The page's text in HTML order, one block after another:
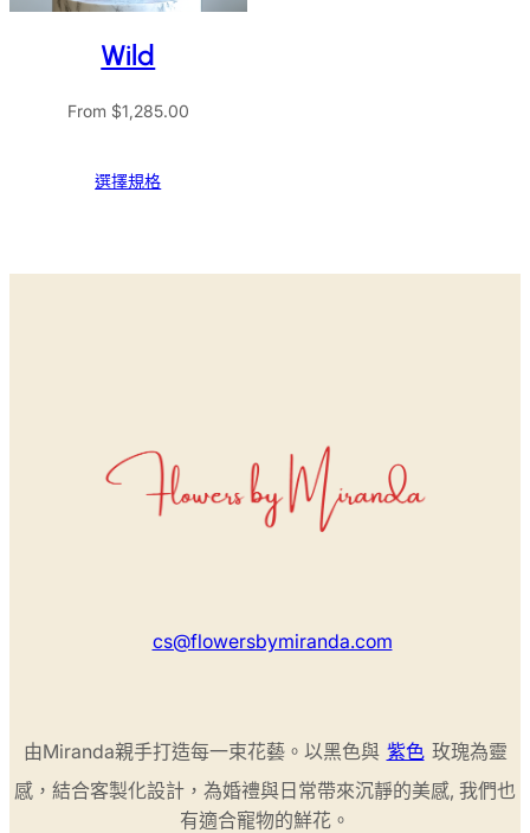
Wild
From $1,285.00
選擇規格
cs@flowersbymiranda.com
由Miranda親手打造每一束花藝。以黑色與 紫色 玫瑰為靈
感，結合客製化設計，為婚禮與日常帶來沉靜的美感, 我們也
有適合寵物的鮮花。